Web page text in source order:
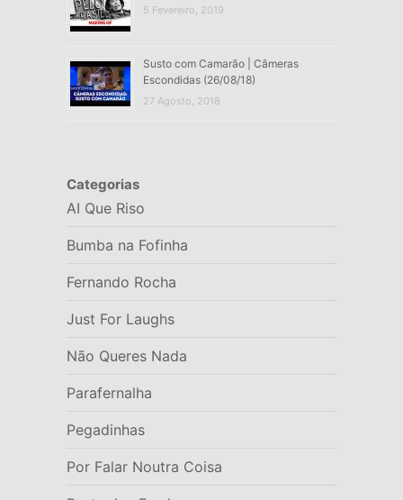
5 Fevereiro, 2019
Susto com Camarão | Câmeras
Escondidas (26/08/18)
27 Agosto, 2018
Categorias
AI Que Riso
Bumba na Fofinha
Fernando Rocha
Just For Laughs
Não Queres Nada
Parafernalha
Pegadinhas
Por Falar Noutra Coisa